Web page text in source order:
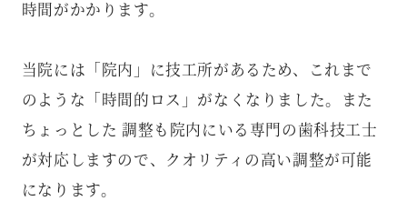
時間がかかります。
当院には「院内」に技工所があるため、これまで
のような「時間的ロス」がなくなりました。また
ちょっとした 調整も院内にいる専門の歯科技工士
が対応しますので、クオリティの高い調整が可能
になります。